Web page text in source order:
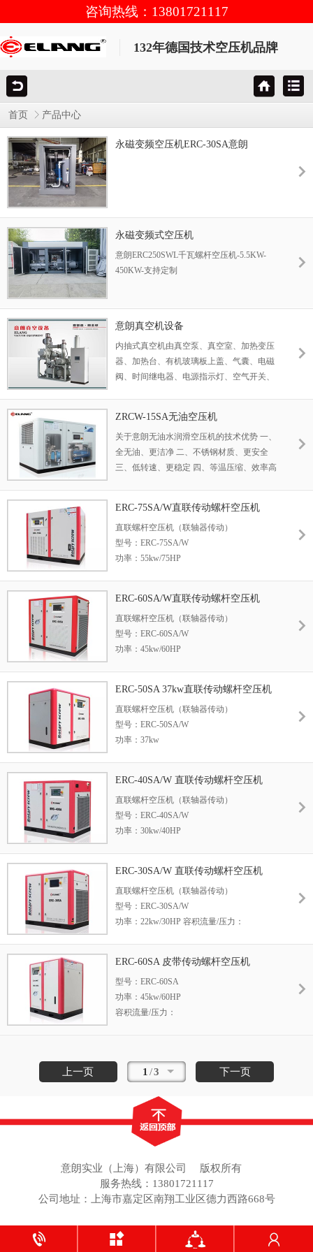
咨询热线：13801721117
132年德国技术空压机品牌
首页 产品中心
永磁变频空压机ERC-30SA意朗
永磁变频式空压机
意朗ERC250SWL千瓦螺杆空压机-5.5KW-
450KW-支持定制
意朗真空机设备
内抽式真空机由真空泵、真空室、加热变压
器、加热台、有机玻璃板上盖、气囊、电磁
阀、时间继电器、电源指示灯、空气开关、
ZRCW-15SA无油空压机
关于意朗无油水润滑空压机的技术优势 一、
全无油、更洁净 二、不锈钢材质、更安全
三、低转速、更稳定 四、等温压缩、效率高
ERC-75SA/W直联传动螺杆空压机
直联螺杆空压机（联轴器传动）
型号：ERC-75SA/W
功率：55kw/75HP
9.8m3/min /0.8Mpa
8.7m3/min /1.0Mpa
7.3m3/min /1.25Mpa
冷却方式：风冷/水冷
ERC-60SA/W直联传动螺杆空压机
直联螺杆空压机（联轴器传动）
型号：ERC-60SA/W
功率：45kw/60HP
7.7m3/min /0.8Mpa
6.9m3/min /1.0Mpa
6.0m3/min /1.25Mpa
冷却方式：风冷/水冷
ERC-50SA 37kw直联传动螺杆空压机
直联螺杆空压机（联轴器传动）
型号：ERC-50SA/W
功率：37kw
6.2m3/min /0.8Mpa
5.7m3/min /1.0Mpa
4.6m3/min /1.25Mpa
冷却方式：风冷/水冷
ERC-40SA/W 直联传动螺杆空压机
直联螺杆空压机（联轴器传动）
型号：ERC-40SA/W
功率：30kw/40HP
5.0m3/min /0.8Mpa
4.3m3/min /1.0Mpa
3.6m3/min /1.25Mpa
ERC-30SA/W 直联传动螺杆空压机
直联螺杆空压机（联轴器传动）
型号：ERC-30SA/W
功率：22kw/30HP 容积流量/压力：
方式：风冷/水冷 外形尺寸：
1380*850*1150mm 整机重量：640kg
ERC-60SA 皮带传动螺杆空压机
型号：ERC-60SA
功率：45kw/60HP
容积流量/压力：
6.0m3/min /1.25Mpa
上一页 1 /3 下一页
意朗实业（上海）有限公司
版权所有
服务热线：13801721117
公司地址：上海市嘉定区南翔工业区德力西路668号